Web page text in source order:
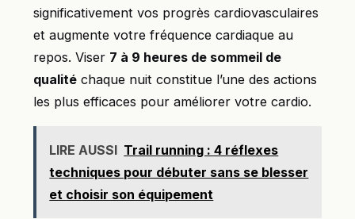
significativement vos progrès cardiovasculaires
et augmente votre fréquence cardiaque au
repos. Viser 7 à 9 heures de sommeil de
qualité chaque nuit constitue l’une des actions
les plus efficaces pour améliorer votre cardio.
LIRE AUSSI Trail running : 4 réflexes
techniques pour débuter sans se blesser
et choisir son équipement